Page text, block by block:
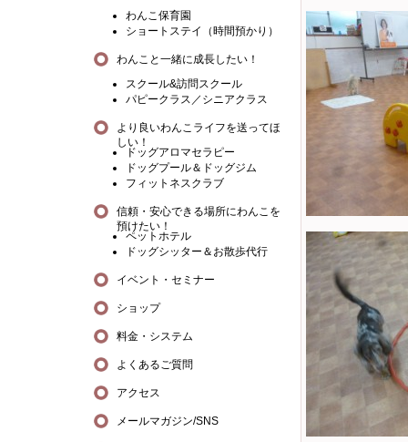
わんこ保育園
ショートステイ（時間預かり）
わんこと一緒に成長したい！
スクール&訪問スクール
パピークラス／シニアクラス
より良いわんこライフを送ってほ
しい！
ドッグアロマセラピー
ドッグプール＆ドッグジム
フィットネスクラブ
信頼・安心できる場所にわんこを
預けたい！
ペットホテル
ドッグシッター＆お散歩代行
イベント・セミナー
ショップ
料金・システム
よくあるご質問
アクセス
メールマガジン/SNS